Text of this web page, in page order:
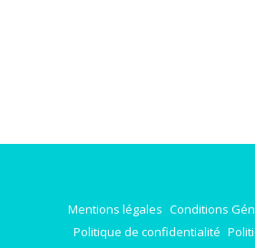
Mentions légales Conditions
Politique de confidentialité